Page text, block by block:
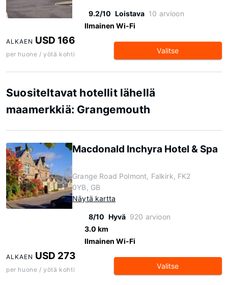
9.2/10 Loistava 10 arvioon
Ilmainen Wi-Fi
ALKAEN USD 166
per huone / yötä kohti Valitse
Suositeltavat hotellit lähellä
maamerkkiä: Grangemouth
Macdonald Inchyra Hotel & Spa
Grange Road Polmont, Falkirk, FK2
0YB, GB
Näytä kartta
8/10 Hyvä 920 arvioon
3.0 km
Ilmainen Wi-Fi
ALKAEN USD 273
per huone / yötä kohti Valitse